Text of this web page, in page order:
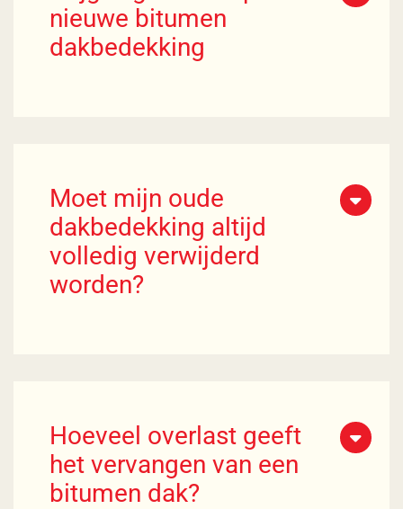
nieuwe bitumen
dakbedekking
Moet mijn oude
dakbedekking altijd
volledig verwijderd
worden?
Hoeveel overlast geeft
het vervangen van een
bitumen dak?